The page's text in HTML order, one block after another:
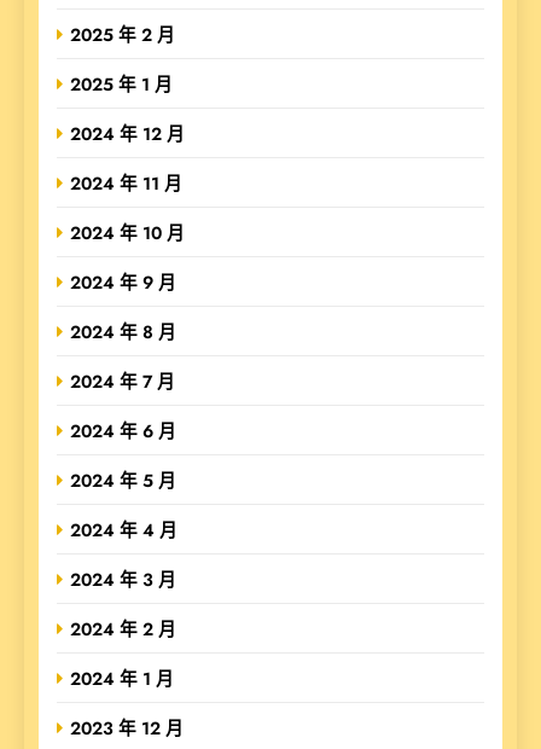
2025 年 2 月
2025 年 1 月
2024 年 12 月
2024 年 11 月
2024 年 10 月
2024 年 9 月
2024 年 8 月
2024 年 7 月
2024 年 6 月
2024 年 5 月
2024 年 4 月
2024 年 3 月
2024 年 2 月
2024 年 1 月
2023 年 12 月